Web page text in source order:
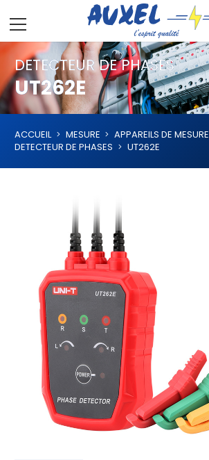
DETECTEUR DE PHASES
UT262E
ACCUEIL MESURE
APPAREILS DE MESURE
DETECTEUR DE PHASES
UT262E